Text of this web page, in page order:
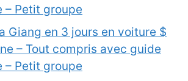
– Petit groupe
Giang en 3 jours en voiture $
– Tout compris avec guide
– Petit groupe